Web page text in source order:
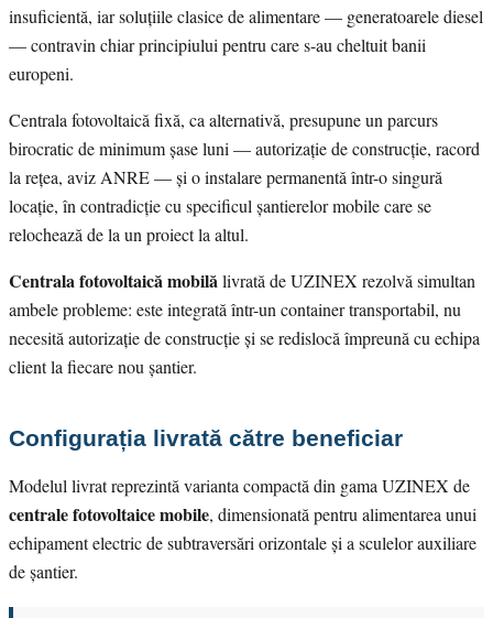
insuficientă, iar soluțiile clasice de alimentare — generatoarele diesel
— contravin chiar principiului pentru care s-au cheltuit banii
europeni.
Centrala fotovoltaică fixă, ca alternativă, presupune un parcurs
birocratic de minimum șase luni — autorizație de construcție, racord
la rețea, aviz ANRE — și o instalare permanentă într-o singură
locație, în contradicție cu specificul șantierelor mobile care se
relochează de la un proiect la altul.
Centrala fotovoltaică mobilă livrată de UZINEX rezolvă simultan
ambele probleme: este integrată într-un container transportabil, nu
necesită autorizație de construcție și se redislocă împreună cu echipa
client la fiecare nou șantier.
Configurația livrată către beneficiar
Modelul livrat reprezintă varianta compactă din gama UZINEX de
centrale fotovoltaice mobile, dimensionată pentru alimentarea unui
echipament electric de subtraversări orizontale și a sculelor auxiliare
de șantier.